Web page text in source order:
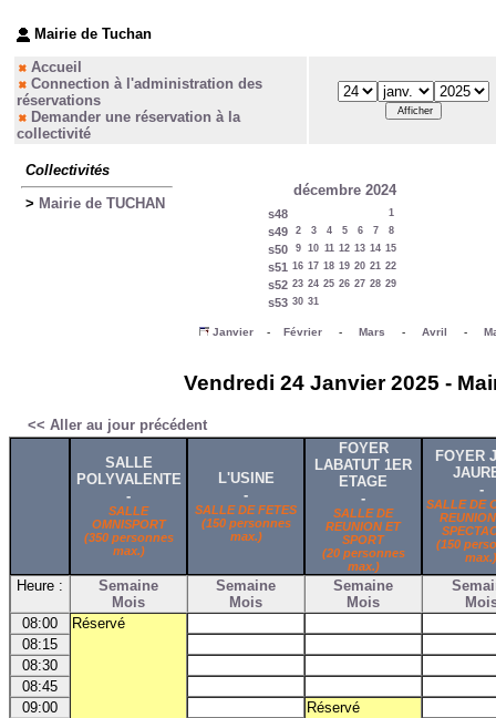
Mairie de Tuchan
Accueil
Connection à l'administration des
réservations
Demander une réservation à la
collectivité
Collectivités
> Mairie de TUCHAN
décembre 2024
s48 1
s49 2 3 4 5 6 7 8
s50 9 10 11 12 13 14 15
s51 16 17 18 19 20 21 22
s52 23 24 25 26 27 28 29
s53 30 31
Janvier- Février- Mars - Avril -
Vendredi 24 Janvier 2025 -
<< Aller au jour précédent
SALLE
POLYVALENTE
-
SALLE
OMNISPORT
(350 personnes
max.)
L'USINE
-
SALLE DE FETES
(150 personnes
max.)
FOYER
LABATUT 1ER
ETAGE
-
SALLE DE
REUNION ET
SPORT
(20 personnes
max.)
FOYER
-
SALLE DE
(150
max.)
Heure :
Semaine
Mois
Semaine
Mois
Semaine
Mois
08:00
Réservé
08:15
08:30
08:45
09:00
Réservé